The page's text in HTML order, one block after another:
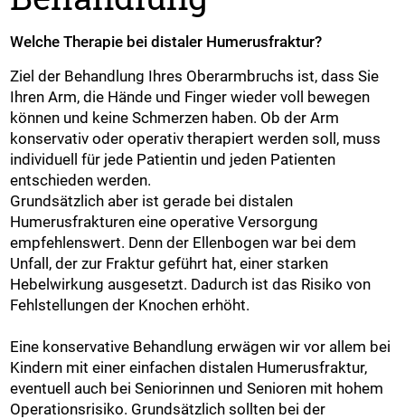
Welche Therapie bei distaler Humerusfraktur?
Ziel der Behandlung Ihres Oberarmbruchs ist, dass Sie
Ihren Arm, die Hände und Finger wieder voll bewegen
können und keine Schmerzen haben. Ob der Arm
konservativ oder operativ therapiert werden soll, muss
individuell für jede Patientin und jeden Patienten
entschieden werden.
Grundsätzlich aber ist gerade bei distalen
Humerusfrakturen eine operative Versorgung
empfehlenswert. Denn der Ellenbogen war bei dem
Unfall, der zur Fraktur geführt hat, einer starken
Hebelwirkung ausgesetzt. Dadurch ist das Risiko von
Fehlstellungen der Knochen erhöht.
Eine konservative Behandlung erwägen wir vor allem bei
Kindern mit einer einfachen distalen Humerusfraktur,
eventuell auch bei Seniorinnen und Senioren mit hohem
Operationsrisiko. Grundsätzlich sollten bei der